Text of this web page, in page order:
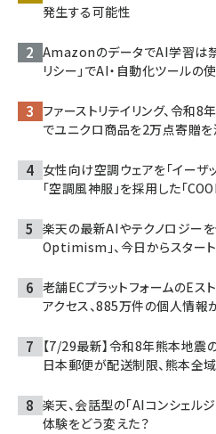
発生する可能性
AmazonのデータでAI学習は禁
リシー」でAI・自動化ツールの
ファーストリテイリング、令和
でユニクロ商品を2万点寄贈
女性向け空調ウェアを「イーザ
「空調風神服」を採用した「
楽天の最新AIやテクノロジー
Optimism」、今日からスター
老舗ECプラットフォームのEス
アクセス、885万件の個人情報
【7/29最新】令和8年熊本地震
日本郵便が配送制限、熊本全
楽天、会話型の「AIコンシェル
体験をどう変えた？